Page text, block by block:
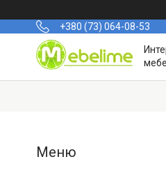
+380 (73) 064-08-53